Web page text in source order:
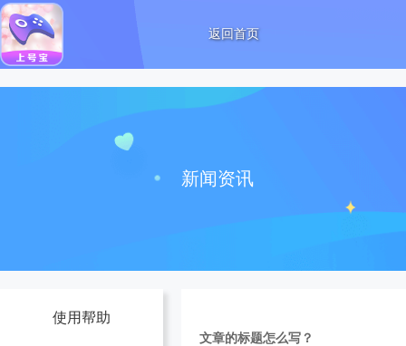
返回首页
新闻资讯
使用帮助
文章的标题怎么写？